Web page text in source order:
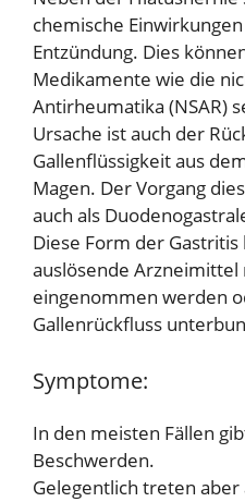
chemische
Entzündung. Dies
Medikamente wie die
Antirheumatika (NSAR)
Ursache ist auch der
Gallenflüssigkeit aus
Magen. Der Vorgang
auch als
Diese Form der
auslösende
eingenommen werden
Gallenrückfluss
Symptome:
In den meisten Fällen
Beschwerden.
Gelegentlich treten aber